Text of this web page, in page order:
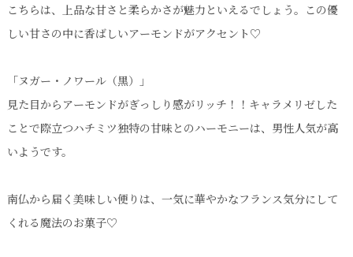
こちらは、上品な甘さと柔らかさが魅力といえるでしょう。この優
しい甘さの中に香ばしいアーモンドがアクセント♡
「ヌガー・ノワール（黒）」
見た目からアーモンドがぎっしり感がリッチ！！キャラメリゼした
ことで際立つハチミツ独特の甘味とのハーモニーは、男性人気が高
いようです。
南仏から届く美味しい便りは、一気に華やかなフランス気分にして
くれる魔法のお菓子♡